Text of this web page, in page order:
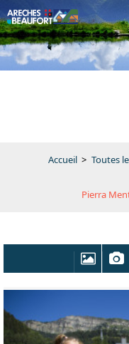
Accueil > Toutes
Pierra